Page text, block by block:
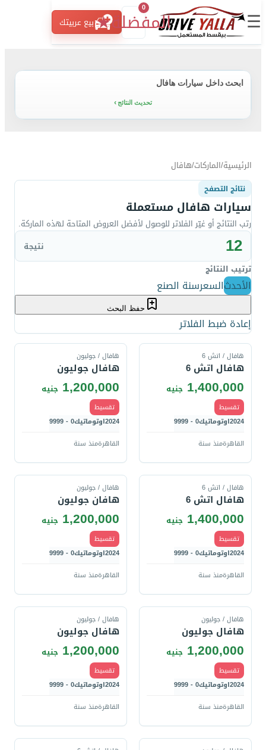
☰ المفضلة
0
★ بيع عربيتك
ابحث داخل سيارات هافال
تحديث النتائج
الرئيسية/الماركات/هافال
نتائج التصفح
سيارات هافال مستعملة
رتب النتائج أو غيّر الفلاتر للوصول لأفضل العروض المتاحة لهذه الماركة.
12
نتيجة
ترتيب النتائج
الأحدثالسعرسنة الصنع
حفظ البحث
إعادة ضبط الفلاتر
هافال / اتش 6
هافال اتش 6
1,400,000 جنيه
تقسيط
2024اوتوماتيك0 - 9999
القاهرةمنذ سنة
هافال / جوليون
هافال جوليون
1,200,000 جنيه
تقسيط
2024اوتوماتيك0 - 9999
القاهرةمنذ سنة
هافال / اتش 6
هافال اتش 6
1,400,000 جنيه
تقسيط
2024اوتوماتيك0 - 9999
القاهرةمنذ سنة
هافال / جوليون
هافان جوليون
1,200,000 جنيه
تقسيط
2024اوتوماتيك0 - 9999
القاهرةمنذ سنة
هافال / جوليون
هافال جوليون
1,200,000 جنيه
تقسيط
2024اوتوماتيك0 - 9999
القاهرةمنذ سنة
هافال / جوليون
هافال جوليون
1,200,000 جنيه
تقسيط
2024اوتوماتيك0 - 9999
القاهرةمنذ سنة